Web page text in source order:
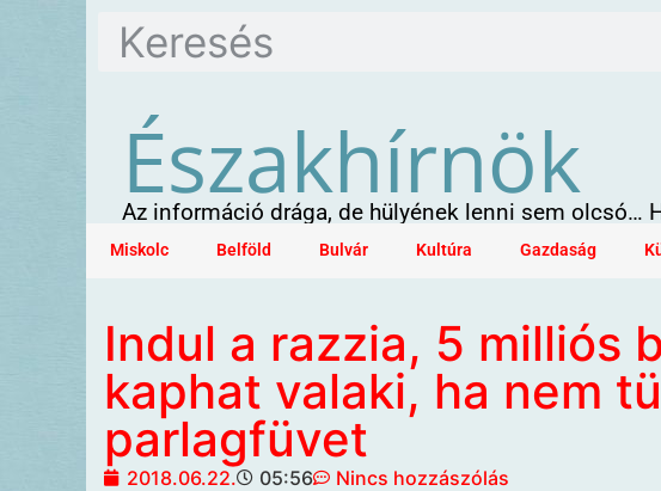
Északhírnök
Az információ drága, de hülyének lenni sem olcsó…
Miskolc Belföld Bulvár Kultúra Gazdaság
Indul a razzia, 5 milliós
kaphat valaki, ha nem
parlagfüvet
2018.06.22. 05:56
Nincs hozzászólás